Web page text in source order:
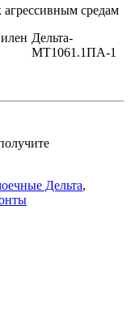
средам
Дельта-
МТ1061.1ПА-1
Дельта,